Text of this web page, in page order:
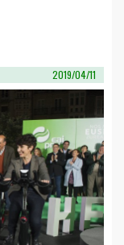
2019/04/11